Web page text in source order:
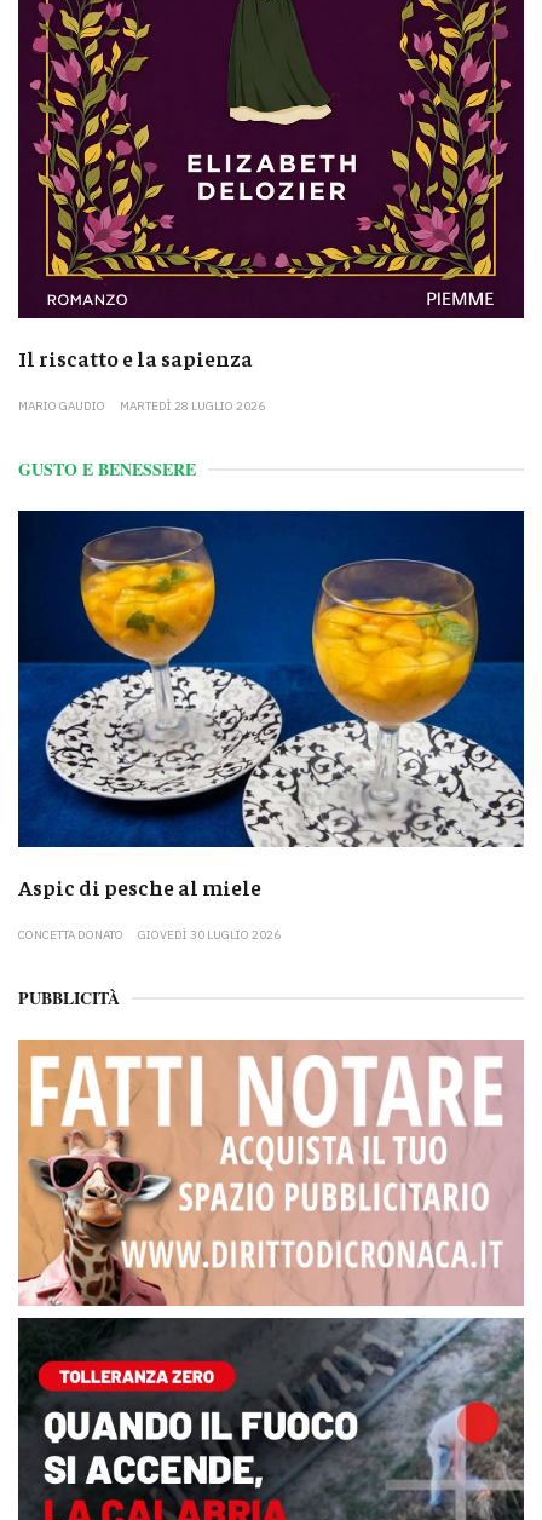
Il riscatto e la sapienza
MARIO GAUDIO MARTEDÌ 28 LUGLIO 2026
GUSTO E BENESSERE
Aspic di pesche al miele
CONCETTA DONATO GIOVEDÌ 30 LUGLIO 2026
PUBBLICITÀ